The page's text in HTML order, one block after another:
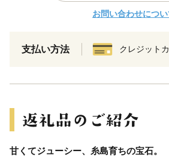
お問い合わせについ
支払い方法 クレジット
甘くてジューシー、糸島育ちの宝石。